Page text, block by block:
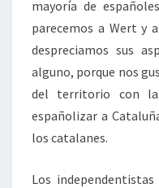
mayoría de
parecemos a Wert y
despreciamos sus
alguno, porque nos
del territorio con
españolizar a
los catalanes.
Los